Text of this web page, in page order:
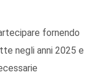
fornendo
negli anni 2025 e